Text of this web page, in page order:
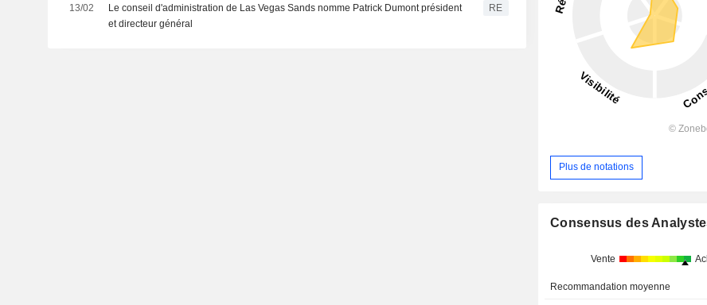
13/02
Le conseil d'administration de Las Vegas Sands nomme Patrick Dumont président
et directeur général
RE
Plus de notations
Consensus des
Vente
Recommandation moyenne